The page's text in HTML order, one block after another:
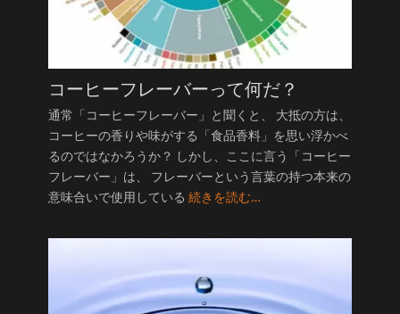
コーヒーフレーバーって何だ？
通常「コーヒーフレーバー」と聞くと、 大抵の方は、
コーヒーの香りや味がする「食品香料」を思い浮かべ
るのではなかろうか？ しかし、ここに言う「コーヒー
フレーバー」は、 フレーバーという言葉の持つ本来の
意味合いで使用している 続きを読む…